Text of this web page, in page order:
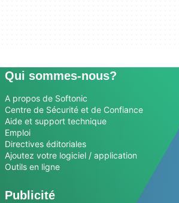
Qui sommes-nous?
A propos de Softonic
Centre de Sécurité et de Confiance
Aide et support technique
Emploi
Directives éditoriales
Ajoutez votre logiciel / application
Outils en ligne
Publicité